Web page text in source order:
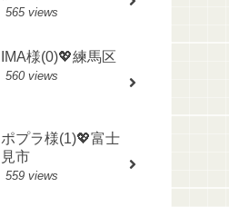
565 views
IMA様(0)💖練馬区
560 views
ポプラ様(1)💖富士
見市
559 views